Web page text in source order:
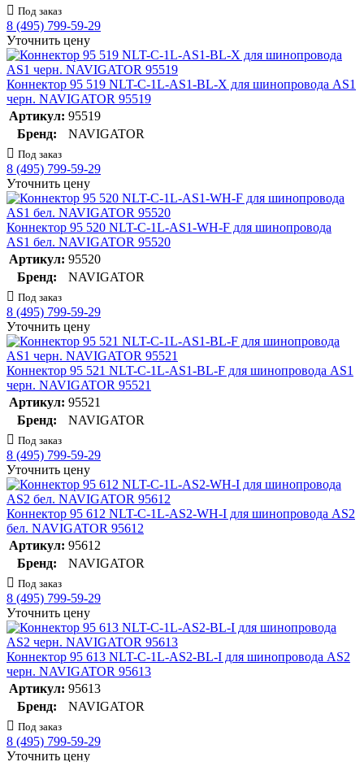
Под заказ
8 (495) 799-59-29
Уточнить цену
Коннектор 95 519 NLT-C-1L-AS1-BL-X для шинопровода AS1
черн. NAVIGATOR 95519
Артикул: 95519
Бренд:
NAVIGATOR
Под заказ
8 (495) 799-59-29
Уточнить цену
Коннектор 95 520 NLT-C-1L-AS1-WH-F для шинопровода
AS1 бел. NAVIGATOR 95520
Артикул: 95520
Бренд:
NAVIGATOR
Под заказ
8 (495) 799-59-29
Уточнить цену
Коннектор 95 521 NLT-C-1L-AS1-BL-F для шинопровода AS1
черн. NAVIGATOR 95521
Артикул: 95521
Бренд:
NAVIGATOR
Под заказ
8 (495) 799-59-29
Уточнить цену
Коннектор 95 612 NLT-C-1L-AS2-WH-I для шинопровода AS2
бел. NAVIGATOR 95612
Артикул: 95612
Бренд:
NAVIGATOR
Под заказ
8 (495) 799-59-29
Уточнить цену
Коннектор 95 613 NLT-C-1L-AS2-BL-I для шинопровода AS2
черн. NAVIGATOR 95613
Артикул: 95613
Бренд:
NAVIGATOR
Под заказ
8 (495) 799-59-29
Уточнить цену